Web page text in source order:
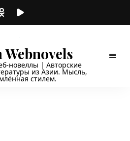
Webnovels
новеллы | Авторские
из Азии. Мысль,
стилем.